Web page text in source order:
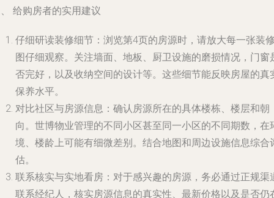
给购房者的实用建议
仔细研读装修细节 ：浏览第4页的房源时，请放大每一张装
图仔细观察。关注墙面、地板、厨卫设施的磨损情况，门窗
否完好，以及收纳空间的设计等。这些细节能反映房屋的真
保养水平。
对比社区与房源信息 ：确认房源所在的具体楼栋、楼层和朝
向。世博物业管理的不同小区甚至同一小区的不同期数，在
境、楼龄上可能有细微差别。结合地图和周边设施信息综合
估。
联系核实与实地看房 ：对于感兴趣的房源，务必通过正规渠
联系经纪人，核实房源信息的真实性、最新价格以及是否仍